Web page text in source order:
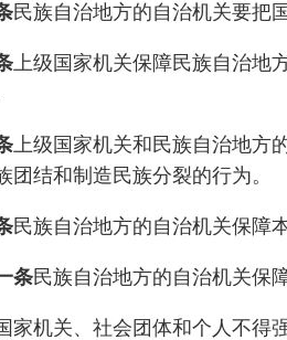
民族自治地方的自治机关要把
上级国家机关保障民族自治地
上级国家机关和民族自治地方
团结和制造民族分裂的行为。
民族自治地方的自治机关保障
条民族自治地方的自治机关保
机关、社会团体和个人不得强